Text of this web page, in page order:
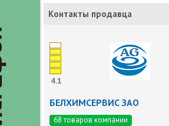
Контакты продавца
4.1
БЕЛХИМСЕРВИС ЗАО
68 товаров компании